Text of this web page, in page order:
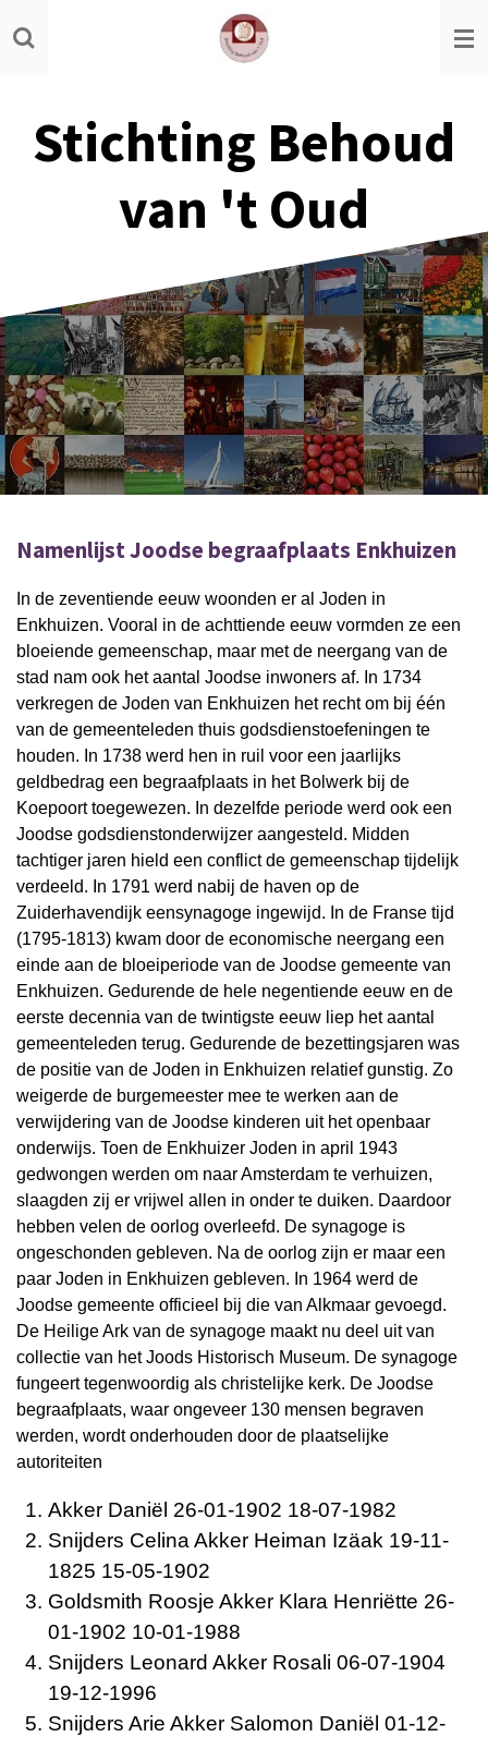
Ga
direct
hoofdinhoud
Stichting Behoud
van 't Oud
Namenlijst Joodse begraafplaats Enkhuizen
In de zeventiende eeuw woonden er al Joden in
Enkhuizen. Vooral in de achttiende eeuw vormden ze een
bloeiende gemeenschap, maar met de neergang van de
stad nam ook het aantal Joodse inwoners af. In 1734
verkregen de Joden van Enkhuizen het recht om bij één
van de gemeenteleden thuis godsdienstoefeningen te
houden. In 1738 werd hen in ruil voor een jaarlijks
geldbedrag een begraafplaats in het Bolwerk bij de
Koepoort toegewezen. In dezelfde periode werd ook een
Joodse godsdienstonderwijzer aangesteld. Midden
tachtiger jaren hield een conflict de gemeenschap tijdelijk
verdeeld. In 1791 werd nabij de haven op de
Zuiderhavendijk eensynagoge ingewijd. In de Franse tijd
(1795-1813) kwam door de economische neergang een
einde aan de bloeiperiode van de Joodse gemeente van
Enkhuizen. Gedurende de hele negentiende eeuw en de
eerste decennia van de twintigste eeuw liep het aantal
gemeenteleden terug. Gedurende de bezettingsjaren was
de positie van de Joden in Enkhuizen relatief gunstig. Zo
weigerde de burgemeester mee te werken aan de
verwijdering van de Joodse kinderen uit het openbaar
onderwijs. Toen de Enkhuizer Joden in april 1943
gedwongen werden om naar Amsterdam te verhuizen,
slaagden zij er vrijwel allen in onder te duiken. Daardoor
hebben velen de oorlog overleefd. De synagoge is
ongeschonden gebleven. Na de oorlog zijn er maar een
paar Joden in Enkhuizen gebleven. In 1964 werd de
Joodse gemeente officieel bij die van Alkmaar gevoegd.
De Heilige Ark van de synagoge maakt nu deel uit van
collectie van het Joods Historisch Museum. De synagoge
fungeert tegenwoordig als christelijke kerk. De Joodse
begraafplaats, waar ongeveer 130 mensen begraven
werden, wordt onderhouden door de plaatselijke
autoriteiten
Akker Daniël 26-01-1902 18-07-1982
Snijders Celina Akker Heiman Izäak 19-11-
1825 15-05-1902
Goldsmith Roosje Akker Klara Henriëtte 26-
01-1902 10-01-1988
Snijders Leonard Akker Rosali 06-07-1904
19-12-1996
Snijders Arie Akker Salomon Daniël 01-12-